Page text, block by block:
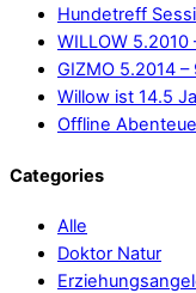
Hundetreff
WILLOW 5.2010
GIZMO 5.2014 –
Willow ist 14.5
Offline
Categories
Alle
Doktor Natur